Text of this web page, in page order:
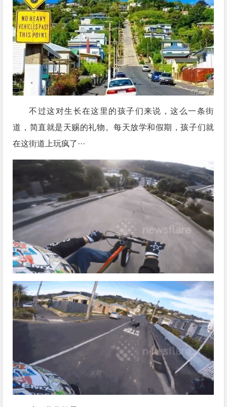
不过这对生长在这里的孩子们来说，这么一条街
道，简直就是天赐的礼物。每天放学和假期，孩子们就
在这街道上玩疯了···